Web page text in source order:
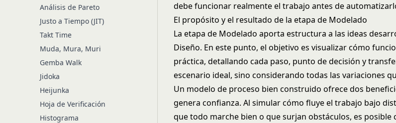
Análisis de Pareto
Justo a Tiempo (JIT)
Takt Time
Muda, Mura, Muri
Gemba Walk
Jidoka
Heijunka
Hoja de Verificación
Histograma
debe funcionar realmente el trabajo antes de
El propósito y el resultado de la etapa de Modelado
La etapa de Modelado aporta estructura a las ideas
Diseño. En este punto, el objetivo es visualizar cómo
práctica, detallando cada paso, punto de decisión y
escenario ideal, sino considerando todas las variaciones
Un modelo de proceso bien construido ofrece dos
genera confianza. Al simular cómo fluye el trabajo bajo
que todo marche bien o que surjan obstáculos, es posible